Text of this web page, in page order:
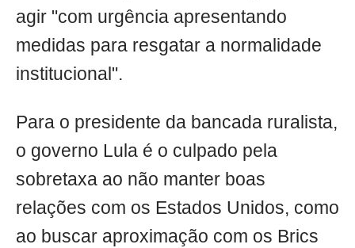
agir "com urgência apresentando
medidas para resgatar a normalidade
institucional".
Para o presidente da bancada ruralista,
o governo Lula é o culpado pela
sobretaxa ao não manter boas
relações com os Estados Unidos, como
ao buscar aproximação com os Brics